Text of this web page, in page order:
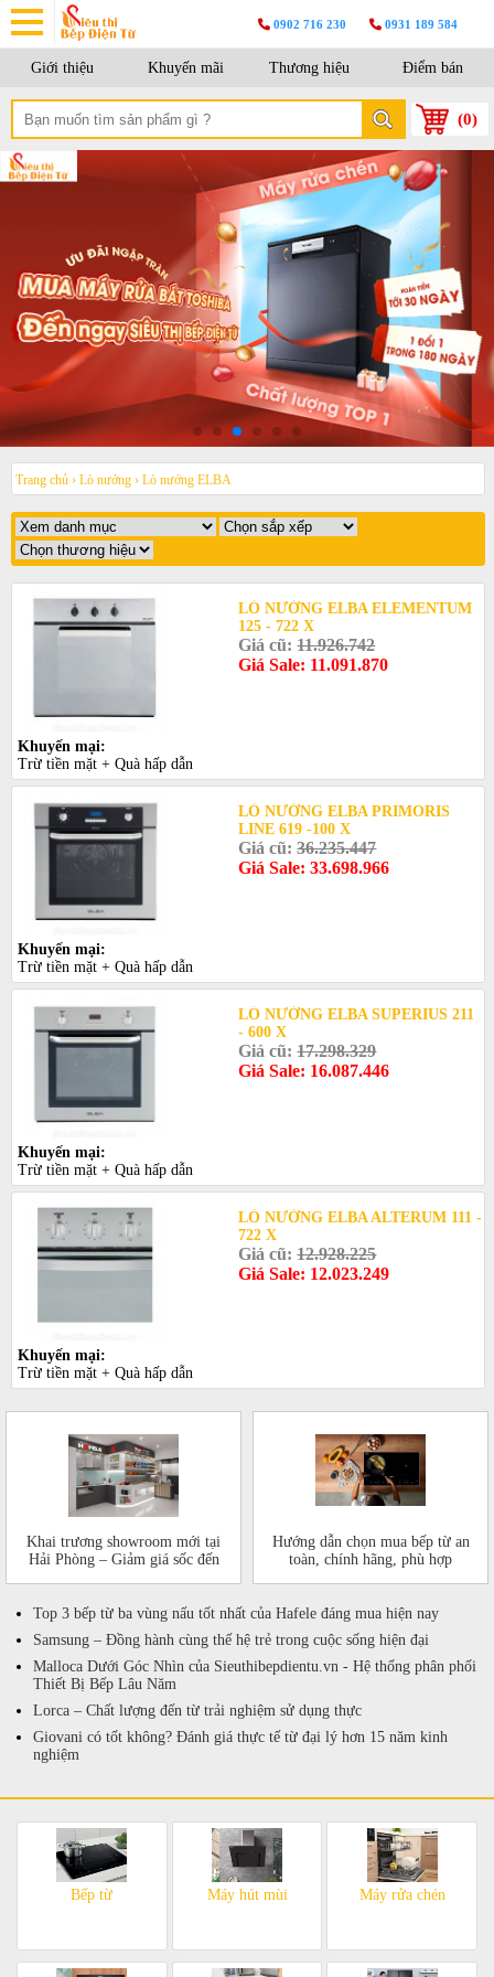
0902 716 230 0931 189 584
Giới thiệu Khuyến mãi Thương hiệu Điểm bán
(0)
Trang chủ › Lò nướng › Lò nướng ELBA
LÒ NƯỚNG ELBA ELEMENTUM
125 - 722 X
Giá cũ:11.926.742
Giá Sale: 11.091.870
Khuyến mại:
Trừ tiền mặt + Quà hấp dẫn
LÒ NƯỚNG ELBA PRIMORIS
LINE 619 -100 X
Giá cũ:36.235.447
Giá Sale: 33.698.966
Khuyến mại:
Trừ tiền mặt + Quà hấp dẫn
LÒ NƯỚNG ELBA SUPERIUS 211
- 600 X
Giá cũ:17.298.329
Giá Sale: 16.087.446
Khuyến mại:
Trừ tiền mặt + Quà hấp dẫn
LÒ NƯỚNG ELBA ALTERUM 111 -
722 X
Giá cũ:12.928.225
Giá Sale: 12.023.249
Khuyến mại:
Trừ tiền mặt + Quà hấp dẫn
Khai trương showroom mới tại
Hải Phòng – Giảm giá sốc đến
Hướng dẫn chọn mua bếp từ an
toàn, chính hãng, phù hợp
Top 3 bếp từ ba vùng nấu tốt nhất của Hafele đáng mua hiện nay
Samsung – Đồng hành cùng thế hệ trẻ trong cuộc sống hiện đại
Malloca Dưới Góc Nhìn của Sieuthibepdientu.vn - Hệ thống phân phối
Thiết Bị Bếp Lâu Năm
Lorca – Chất lượng đến từ trải nghiệm sử dụng thực
Giovani có tốt không? Đánh giá thực tế từ đại lý hơn 15 năm kinh
nghiệm
Bếp từ Máy hút mùi Máy rửa chén